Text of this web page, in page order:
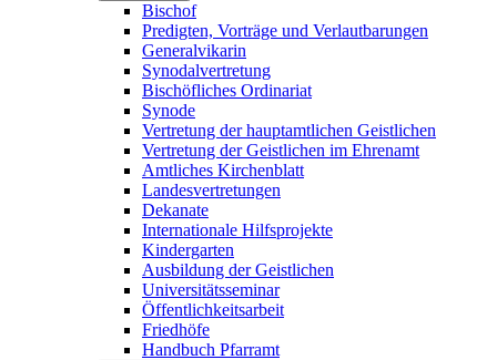
Bischof
Predigten, Vorträge und Verlautbarungen
Generalvikarin
Synodalvertretung
Bischöfliches Ordinariat
Synode
Vertretung der hauptamtlichen Geistlichen
Vertretung der Geistlichen im Ehrenamt
Amtliches Kirchenblatt
Landesvertretungen
Dekanate
Internationale Hilfsprojekte
Kindergarten
Ausbildung der Geistlichen
Universitätsseminar
Öffentlichkeitsarbeit
Friedhöfe
Handbuch Pfarramt